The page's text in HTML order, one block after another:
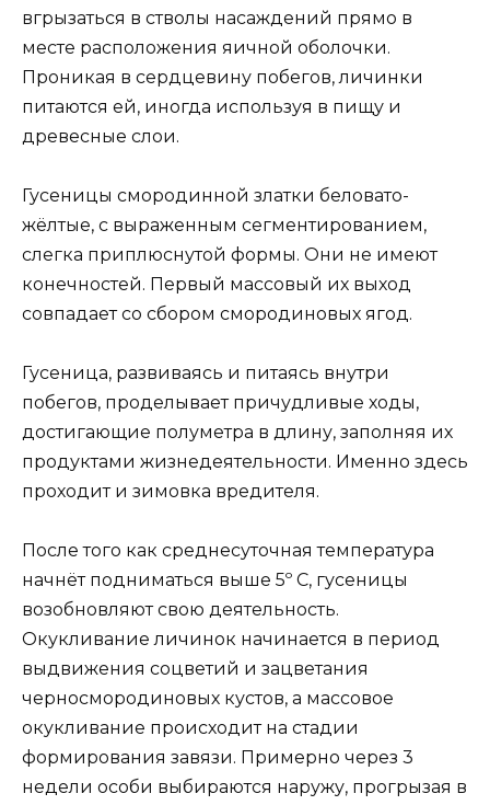
вгрызаться в стволы насаждений прямо в
месте расположения яичной оболочки.
Проникая в сердцевину побегов, личинки
питаются ей, иногда используя в пищу и
древесные слои.
Гусеницы смородинной златки беловато-
жёлтые, с выраженным сегментированием,
слегка приплюснутой формы. Они не имеют
конечностей. Первый массовый их выход
совпадает со сбором смородиновых ягод.
Гусеница, развиваясь и питаясь внутри
побегов, проделывает причудливые ходы,
достигающие полуметра в длину, заполняя их
продуктами жизнедеятельности. Именно здесь
проходит и зимовка вредителя.
После того как среднесуточная температура
начнёт подниматься выше 5º С, гусеницы
возобновляют свою деятельность.
Окукливание личинок начинается в период
выдвижения соцветий и зацветания
черносмородиновых кустов, а массовое
окукливание происходит на стадии
формирования завязи. Примерно через 3
недели особи выбираются наружу, прогрызая в